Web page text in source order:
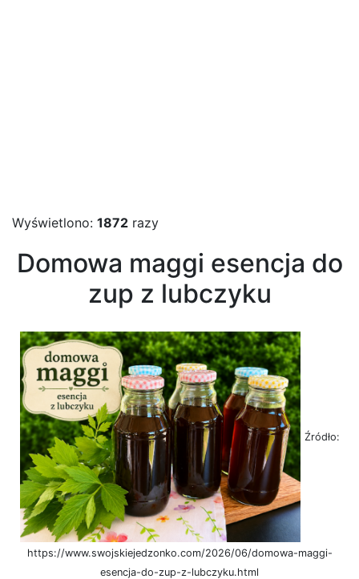
Wyświetlono: 1872 razy
Domowa maggi esencja do
zup z lubczyku
Źródło:
https://www.swojskiejedzonko.com/2026/06/domowa-maggi-
esencja-do-zup-z-lubczyku.html